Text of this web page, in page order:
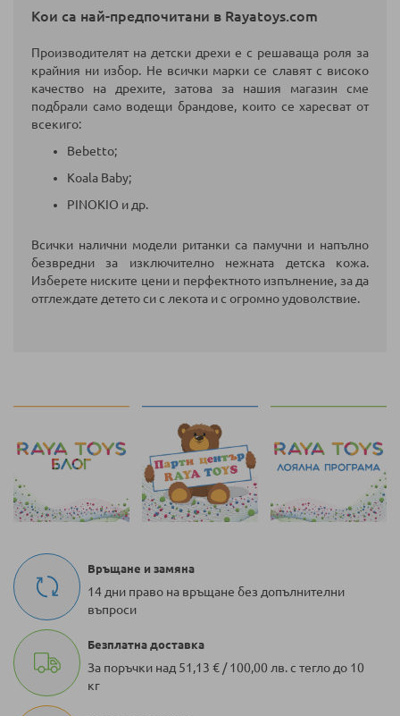
Кои са най-предпочитани в Rayatoys.com
Производителят на детски дрехи е с решаваща роля за
крайния ни избор. Не всички марки се славят с високо
качество на дрехите, затова за нашия магазин сме
подбрали само водещи брандове, които се харесват от
всекиго:
Bebetto;
Koala Baby;
PINOKIO и др.
Всички налични модели ританки са памучни и напълно
безвредни за изключително нежната детска кожа.
Изберете ниските цени и перфектното изпълнение, за да
отглеждате детето си с лекота и с огромно удоволствие.
Връщане и замяна
14 дни право на връщане без допълнителни
въпроси
Безплатна доставка
За поръчки над 51,13 € / 100,00 лв. с тегло до 10
кг